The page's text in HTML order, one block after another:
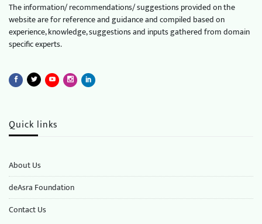
The information/ recommendations/ suggestions provided on the
website are for reference and guidance and compiled based on
experience, knowledge, suggestions and inputs gathered from domain
specific experts.
Quick links
About Us
deAsra Foundation
​​Contact Us